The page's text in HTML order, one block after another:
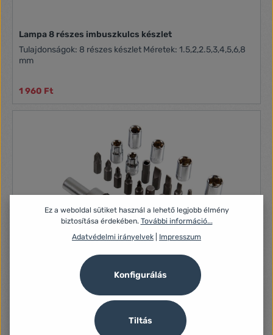
Lampa 8 részes imbuszkulcs készlet
Tulajdonságok: 8 részes készlet Méretek: 1.5,2,2.5,3,4,5,6,8
mm
1 960 Ft
Lampa racsnis csavarhúzó készlet 30db
Ez a weboldal sütiket használ a lehető legjobb élmény
biztosítása érdekében. További információ...
Adatvédelmi irányelvek
Impresszum
Tiltás
Konfigurálás